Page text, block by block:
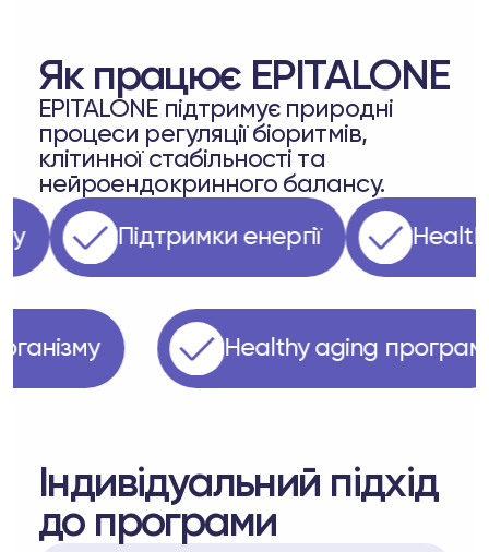
Як працює EPITALONE
EPITALONE підтримує природні
процеси регуляції біоритмів,
клітинної стабільності та
нейроендокринного балансу.
Підтримки енергії
Healthy aging
Індивідуальний підхід
до програми